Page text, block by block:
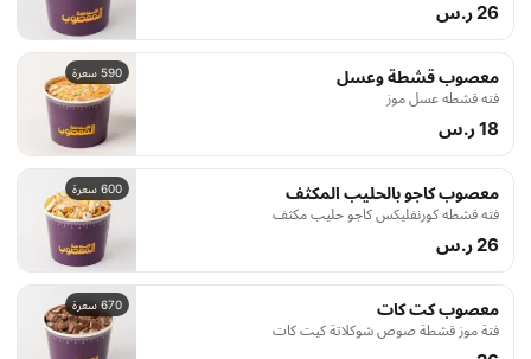
26 ر.س
590 سعرة معصوب قشطة وعسل
فته قشطه عسل موز
18 ر.س
600 سعرة معصوب كاجو بالحليب المكثف
فته قشطه كورنفليكس كاجو حليب مكثف
26 ر.س
670 سعرة معصوب كت كات
فتة موز قشطة صوص شوكلاتة كيت كات